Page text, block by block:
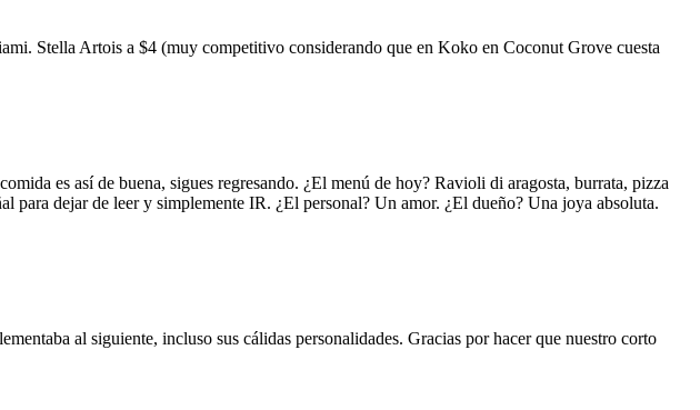
Stella Artois a $4 (muy competitivo considerando que en Koko en Coconut Grove cuesta
es así de buena, sigues regresando. ¿El menú de hoy? Ravioli di aragosta, burrata, pizza
para dejar de leer y simplemente IR. ¿El personal? Un amor. ¿El dueño? Una joya absoluta.
al siguiente, incluso sus cálidas personalidades. Gracias por hacer que nuestro corto